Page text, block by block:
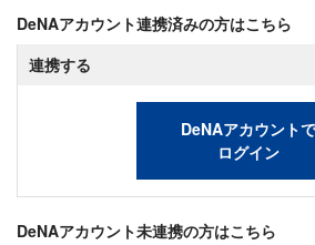
DeNAアカウント連携済みの方はこちら
連携する
DeNAアカウントで
ログイン
DeNAアカウント未連携の方はこちら